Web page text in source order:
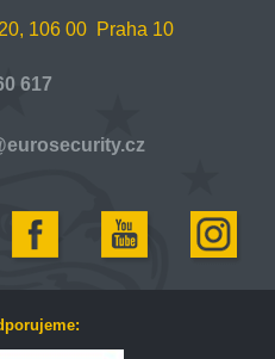
106 00 Praha 10
617